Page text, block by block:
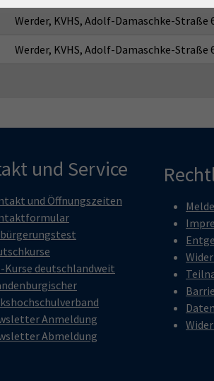
Werder, KVHS, Adolf-Damaschke-Straße
Werder, KVHS, Adolf-Damaschke-Straße
und Service
und Öffnungszeiten
Kurse deutschlandweit
Anmeldung
Abmeldung